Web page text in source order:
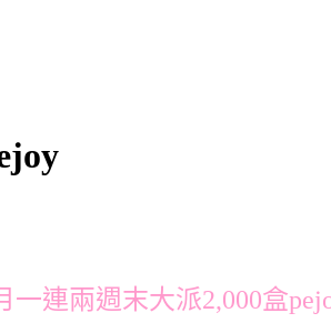
一連兩週末大派2,000盒